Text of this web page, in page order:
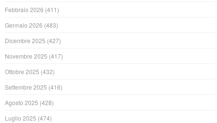
Febbraio 2026 (411)
Gennaio 2026 (483)
Dicembre 2025 (427)
Novembre 2025 (417)
Ottobre 2025 (432)
Settembre 2025 (416)
Agosto 2025 (428)
Luglio 2025 (474)